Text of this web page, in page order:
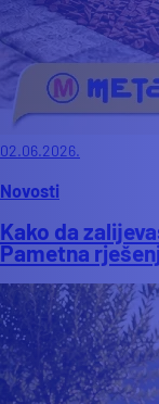
02.06.2026.
Novosti
Kako da
Pametna